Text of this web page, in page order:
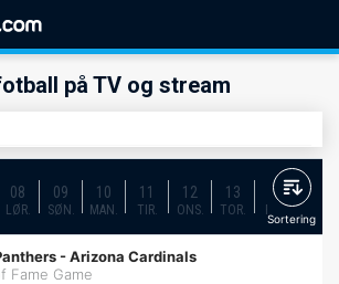
på TV og stream
08
LØR.
09
SØN.
10
MAN.
11
TIR.
12
ONS.
13
TOR.
14
FRE.
Sortering
-Arizona Cardinals
Fame Game